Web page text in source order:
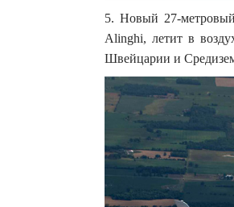
5. Новый 27-
Alinghi, летит в
Швейцарии и